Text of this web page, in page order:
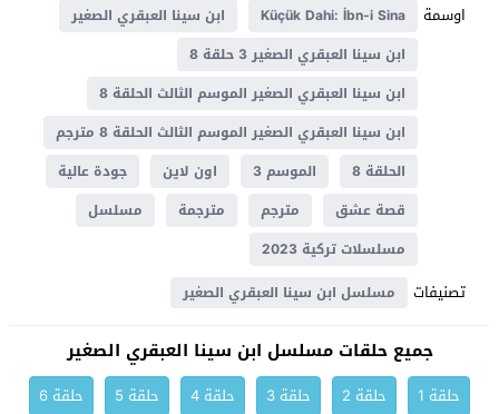
اوسمة
Küçük Dahi: İbn-i Sina
ابن سينا العبقري الصغير
ابن سينا العبقري الصغير 3 حلقة 8
ابن سينا العبقري الصغير الموسم الثالث الحلقة 8
ابن سينا العبقري الصغير الموسم الثالث الحلقة 8 مترجم
الحلقة 8
الموسم 3 اون لاين
جودة عالية
قصة عشق
مترجم مترجمة
مسلسل
مسلسلات تركية 2023
تصنيفات مسلسل ابن سينا العبقري الصغير
جميع حلقات مسلسل ابن سينا العبقري الصغير
حلقة 1 حلقة 2 حلقة 3 حلقة 4 حلقة 5
حلقة 6